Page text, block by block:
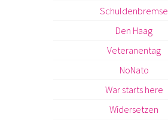
Schuldenbremse
Den Haag
Veteranentag
NoNato
War starts here
Widersetzen